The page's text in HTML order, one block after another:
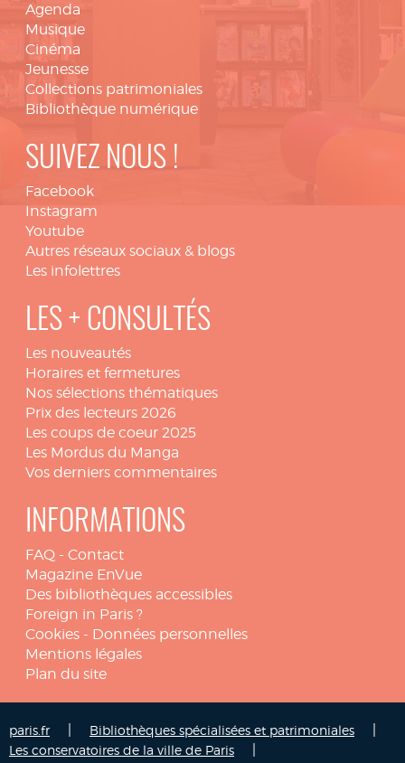
Agenda
Musique
Cinéma
Jeunesse
Collections patrimoniales
Bibliothèque numérique
SUIVEZ NOUS !
Facebook
Instagram
Youtube
Autres réseaux sociaux & blogs
Les infolettres
LES + CONSULTÉS
Les nouveautés
Horaires et fermetures
Nos sélections thématiques
Prix des lecteurs 2026
Les coups de coeur 2025
Les Mordus du Manga
Vos derniers commentaires
INFORMATIONS
FAQ - Contact
Magazine EnVue
Des bibliothèques accessibles
Foreign in Paris ?
Cookies - Données personnelles
Mentions légales
Plan du site
paris.fr Bibliothèques spécialisées et patrimoniales
Les conservatoires de la ville de Paris